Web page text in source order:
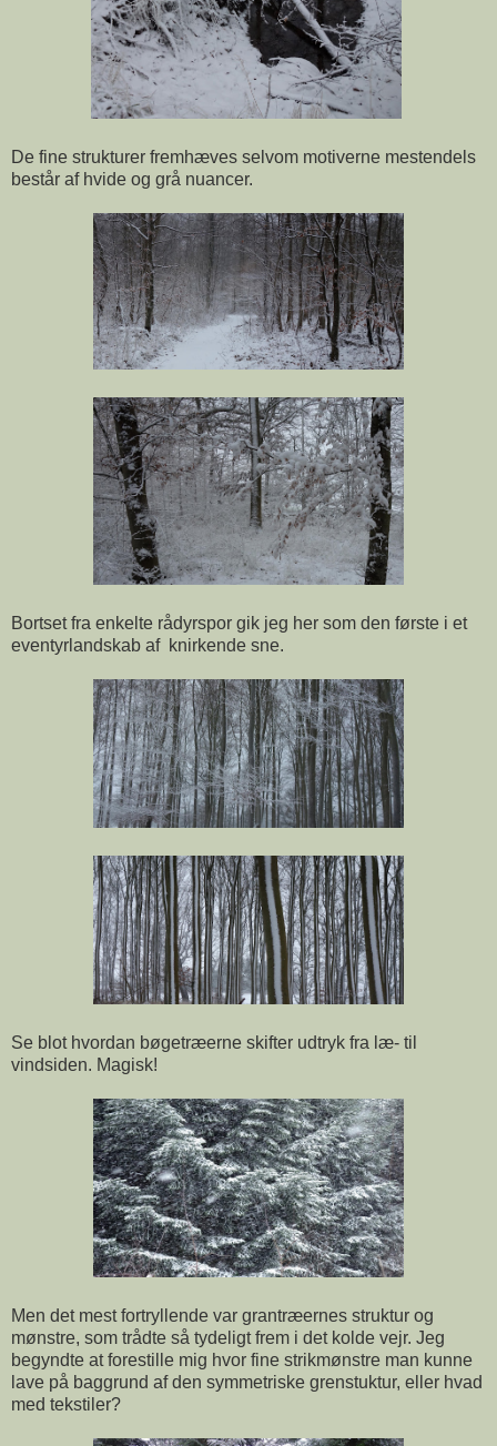
De fine strukturer fremhæves selvom motiverne mestendels
består af hvide og grå nuancer.
Bortset fra enkelte rådyrspor gik jeg her som den første i et
eventyrlandskab af knirkende sne.
Se blot hvordan bøgetræerne skifter udtryk fra læ- til
vindsiden. Magisk!
Men det mest fortryllende var grantræernes struktur og
mønstre, som trådte så tydeligt frem i det kolde vejr. Jeg
begyndte at forestille mig hvor fine strikmønstre man kunne
lave på baggrund af den symmetriske grenstuktur, eller hvad
med tekstiler?